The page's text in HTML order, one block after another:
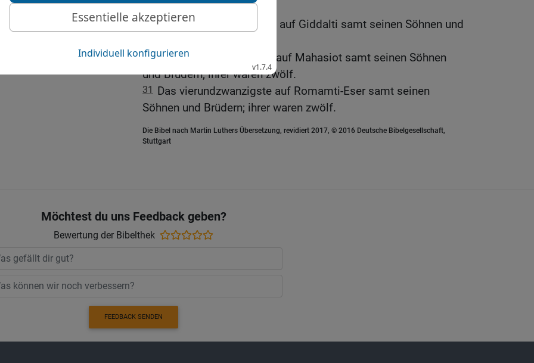
Brüdern; ihrer waren zwölf.
29 Das zweiundzwanzigste auf Giddalti samt seinen Söhnen und
30 Das dreiundzwanzigste auf Mahasiot samt seinen Söhnen
und Brüdern; ihrer waren zwölf.
31
Das vierundzwanzigste auf Romamti-Eser samt seinen
Söhnen und Brüdern; ihrer waren zwölf.
Die Bibel nach Martin Luthers Übersetzung, revidiert 2017, © 2016 Deutsche Bibelgesellschaft,
Stuttgart
Möchtest du uns Feedback geben?
Bewertung der Bibelthek
FEEDBACK SENDEN